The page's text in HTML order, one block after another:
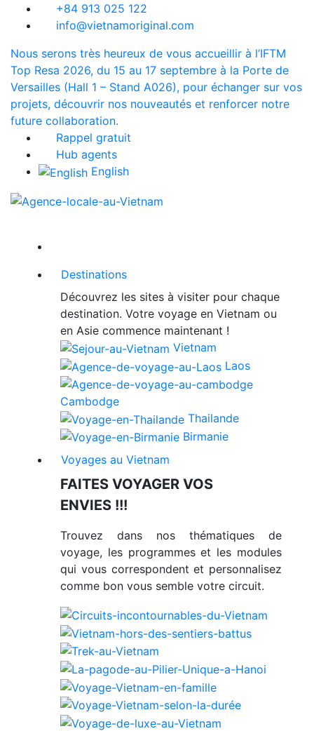
+84 913 025 122
info@vietnamoriginal.com
Nous serons très heureux de vous accueillir à l’IFTM
Top Resa 2026, du 15 au 17 septembre à la Porte de
Versailles (Hall 1 – Stand A026), pour échanger sur vos
projets, découvrir nos nouveautés et renforcer notre
future collaboration.
Rappel gratuit
Hub agents
English
Destinations
Découvrez les sites à visiter pour chaque
destination. Votre voyage en Vietnam ou
en Asie commence maintenant !
Vietnam
Laos
Cambodge
Thailande
Birmanie
Voyages au Vietnam
FAITES VOYAGER VOS
ENVIES !!!
Trouvez dans nos thématiques de
voyage, les programmes et les modules
qui vous correspondent et personnalisez
comme bon vous semble votre circuit.